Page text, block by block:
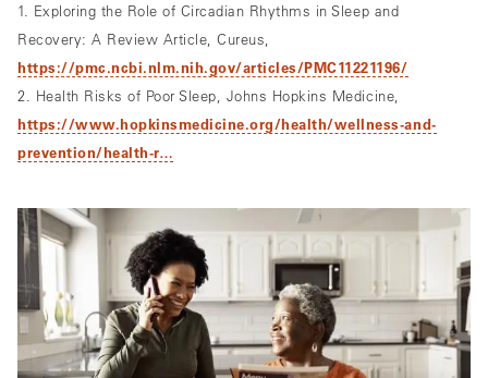
1. Exploring the Role of Circadian Rhythms in Sleep and
Recovery: A Review Article, Cureus,
https://pmc.ncbi.nlm.nih.gov/articles/PMC11221196/
2. Health Risks of Poor Sleep, Johns Hopkins Medicine,
https://www.hopkinsmedicine.org/health/wellness-and-
prevention/health-r…